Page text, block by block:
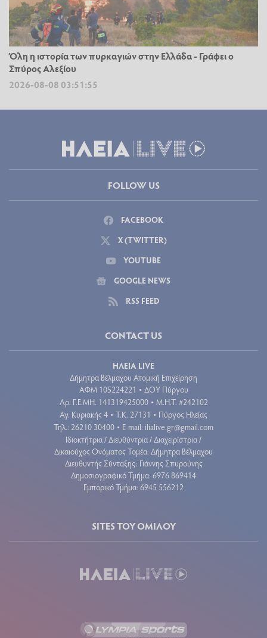
Όλη η ιστορία των πυρκαγιών στην Ελλάδα - Γράφει ο
Σπύρος Αλεξίου
2026-08-08 03:51:55
FOLLOW US
FACEBOOK
X (TWITTER)
YOUTUBE
GOOGLE NEWS
RSS FEED
CONTACT US
ΗΛΕΙΑ LIVE
Δήμητρα Βέλμαχου Ατομική Επιχείρηση
ΑΦΜ 105224221 • ΔΟΥ Πύργου
Aρ. Γ.Ε.ΜΗ. 141319425000 • Μ.Η.Τ. #242102
Αγ. Κυριακής 4 • Τ.Κ. 27131 • Πύργος Ηλείας
Τηλ.: 26210 30400 • E-mail: ilialive.gr@gmail.com
Ιδιοκτήτρια / Διευθύντρια / Διαχειρίστρια /
Δικαιούχος Ονόματος Τομέα: Δήμητρα Βέλμαχου
Διευθυντής Σύνταξης: Γιάννης Σπυρούνης
Δημοσιογραφικό Τμήμα: 6976 869414
Εμπορικό Τμήμα: 6945 556212
SITES ΤΟΥ ΟΜΙΛΟΥ